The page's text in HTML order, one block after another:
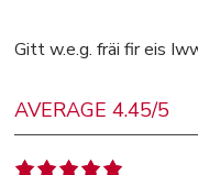
Gitt w.e.g. fräi fir eis
AVERAGE 4.45/5